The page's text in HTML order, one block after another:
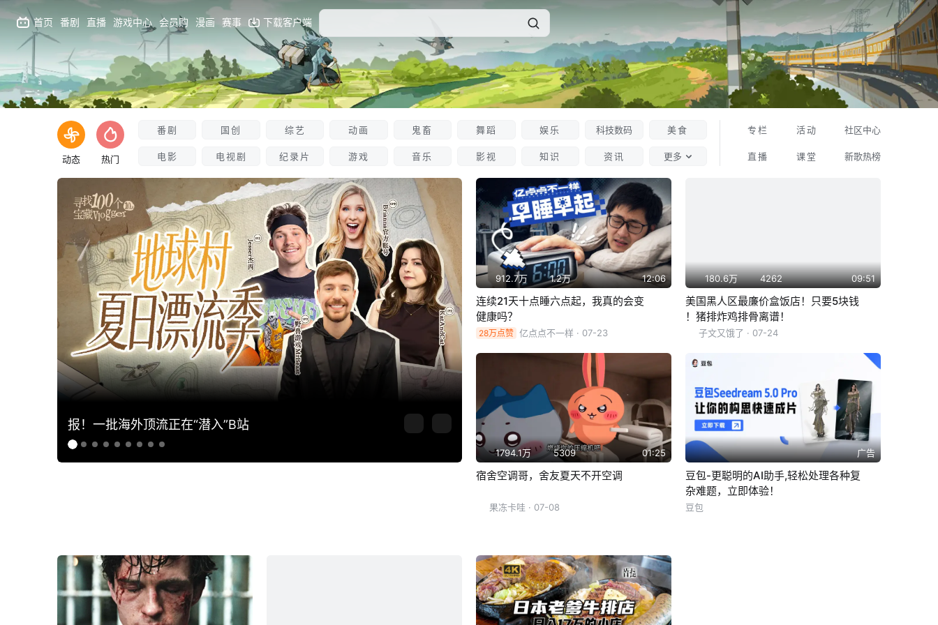
首页 番剧 直播 游戏中心 会员购 漫画 赛事 下载客户端
动态 热门
番剧
电影
国创
电视剧
综艺
纪录片
动画
游戏
鬼畜
音乐
舞蹈
影视
娱乐
知识
科技数码
资讯
美食
更多
专栏
直播
活动
课堂
社区中心
新歌热榜
报！一批海外顶流正在“潜入”B站
912.7万 1.2万 12:06
连续21天十点睡六点起，我真的会变
健康吗？
28万点赞 亿点点不一样 · 07-23
180.6万 4262 09:51
美国黑人区最廉价盒饭店！只要5块钱
！猪排炸鸡排骨离谱！
子文又饿了 · 07-24
1794.1万 5309 01:25
宿舍空调哥，舍友夏天不开空调
果冻卡哇 · 07-08
广告
豆包-更聪明的AI助手,轻松处理各种复
杂难题，立即体验！
豆包